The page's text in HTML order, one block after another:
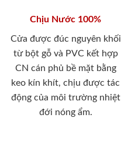
Chịu Nước 100%
Cửa được đúc nguyên khối
từ bột gỗ và PVC kết hợp
CN cán phủ bề mặt bằng
keo kín khít, chịu được tác
động của môi trường nhiệt
đới nóng ẩm.